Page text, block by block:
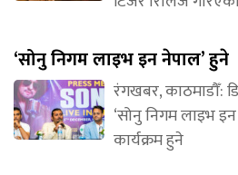
‘सोनु निगम लाइभ इन नेपाल’ हुने
रंगखबर, काठमाडौँ:
‘सोनु निगम लाइभ
कार्यक्रम हुने